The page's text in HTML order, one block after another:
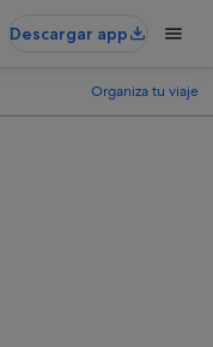
Descargar app
Organiza tu viaje